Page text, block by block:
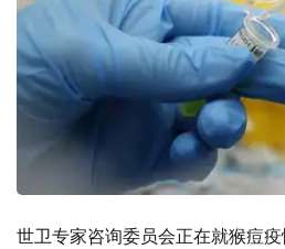
世卫专家咨询委员会正在就猴痘